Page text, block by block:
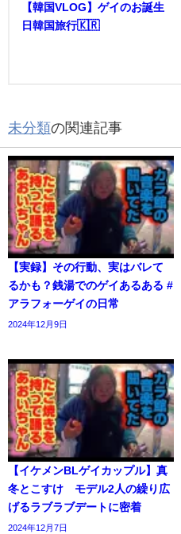
【韓国VLOG】ゲイのお誕生
日韓国旅行🇰🇷
未分類の関連記事
【実録】その行動、実はバレて
るかも？銭湯でのゲイあるある #
アラフォーゲイの日常
2024年12月9日
【イケメンBLゲイカップル】真
冬とこすけ モデル2人の繰り広
げるラブラブデートに密着
2024年12月7日